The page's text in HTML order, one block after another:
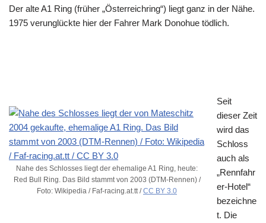
Der alte A1 Ring (früher „Österreichring“) liegt ganz in der Nähe.
1975 verunglückte hier der Fahrer Mark Donohue tödlich.
Nahe des Schlosses liegt der ehemalige A1 Ring, heute:
Red Bull Ring. Das Bild stammt von 2003 (DTM-Rennen) /
Foto: Wikipedia / Faf-racing.at.tt /CC BY 3.0
Seit
dieser Zeit
wird das
Schloss
auch als
„Rennfahr
er-Hotel“
bezeichne
t. Die